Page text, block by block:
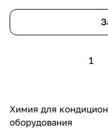
1
Химия для
оборудования